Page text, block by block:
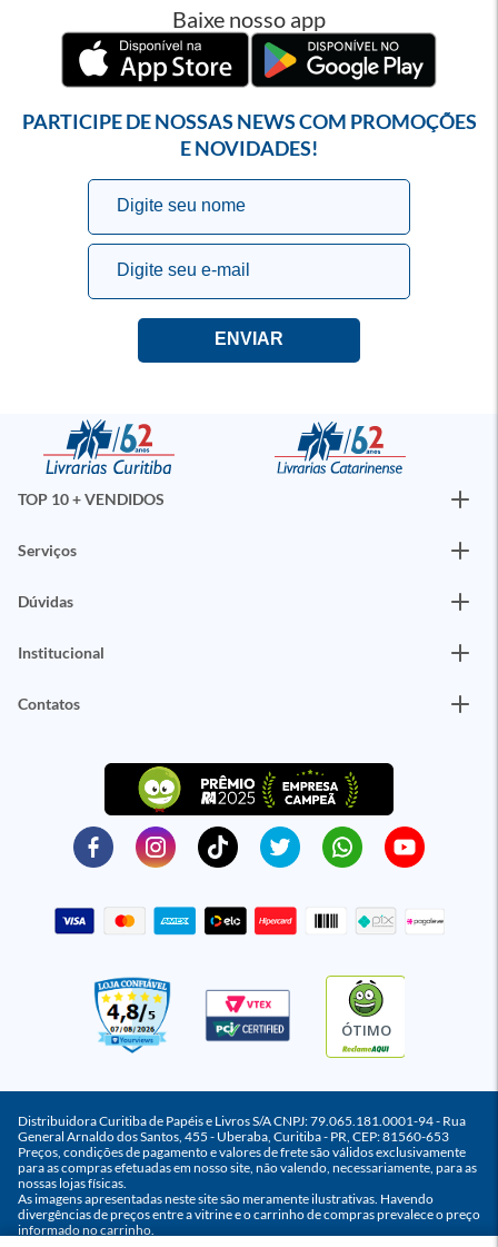
Baixe nosso app
PARTICIPE DE NOSSAS NEWS COM PROMOÇÕES
E NOVIDADES!
TOP 10 + VENDIDOS
Serviços
Dúvidas
Institucional
Contatos
ÓTIMO
Distribuidora Curitiba de Papéis e Livros S/A CNPJ: 79.065.181.0001-94 - Rua
General Arnaldo dos Santos, 455 - Uberaba, Curitiba - PR, CEP: 81560-653
Preços, condições de pagamento e valores de frete são válidos exclusivamente
para as compras efetuadas em nosso site, não valendo, necessariamente, para as
nossas lojas físicas.
As imagens apresentadas neste site são meramente ilustrativas. Havendo
divergências de preços entre a vitrine e o carrinho de compras prevalece o preço
informado no carrinho.